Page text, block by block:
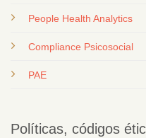
People Health Analytics
Compliance Psicosocial
PAE
Políticas, códigos